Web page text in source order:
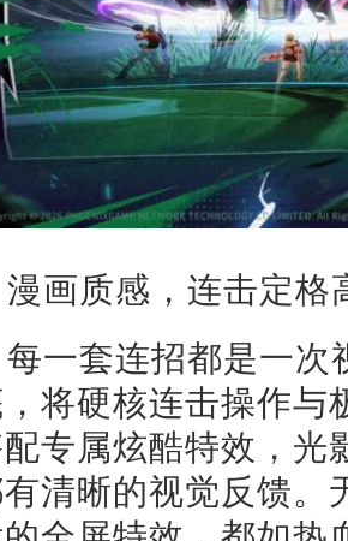
漫画质感，连击定格
每一套连招都是一
将硬核连击操作与
专属炫酷特效，光
清晰的视觉反馈。